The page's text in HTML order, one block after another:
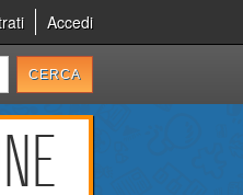
Accedi